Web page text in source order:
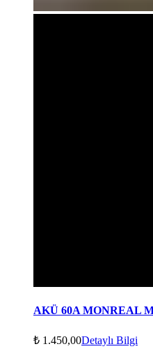
AKÜ 60A MONREAL
₺ 1.450,00Detaylı Bilgi